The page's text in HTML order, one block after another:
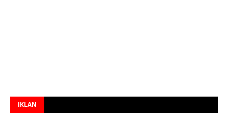
IKLAN